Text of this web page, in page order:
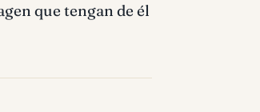
que tengan de él